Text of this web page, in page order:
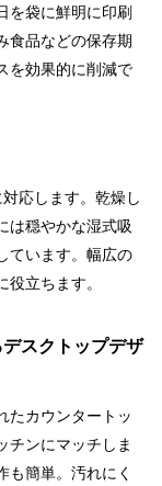
を袋に鮮明に印刷
食品などの保存期
を効果的に削減で
応します。乾燥し
は穏やかな湿式吸
ています。幅広の
立ちます。
スクトップデザ
たカウンタートッ
チンにマッチしま
簡単。汚れにく